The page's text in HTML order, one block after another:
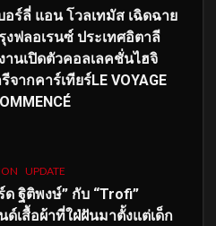
อร์ลี่ แอน โวลเทมัส เฉิดฉาย
ฟลอเรนซ์ ประเทศอิตาลี
านเปิดตัวคอลเลคชั่นไฮจิ
จากคาร์เทียร์LE VOYAGE
UPDATE
ด ฐิติพงษ์” กับ “Trofi”
ด์เสื้อผ้าที่ใฝ่ฝันมาตั้งแต่เด็ก